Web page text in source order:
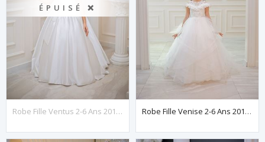
ÉPUISÉ ❌
Robe Fille Ventus 2-6 Ans 20144 Blanc Cassé Robe Fille Venise 2-6 Ans 20123 Blanc Cassé